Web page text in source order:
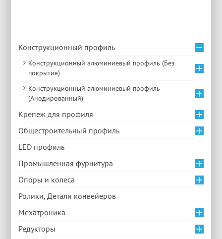
Конструкционный профиль
Конструкционный алюминиевый профиль (Без
покрытия)
Конструкционный алюминиевый профиль
(Анодированный)
Крепеж для профиля
Общестроительный профиль
LED профиль
Промышленная фурнитура
Опоры и колеса
Ролики, Детали конвейеров
Мехатроника
Редукторы